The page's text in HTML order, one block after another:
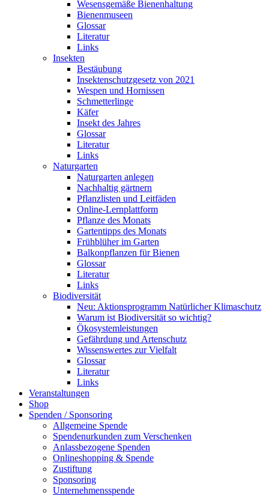
Wesensgemäße Bienenhaltung
Bienenmuseen
Glossar
Literatur
Links
Insekten
Bestäubung
Insektenschutzgesetz von 2021
Wespen und Hornissen
Schmetterlinge
Käfer
Insekt des Jahres
Glossar
Literatur
Links
Naturgarten
Naturgarten anlegen
Nachhaltig gärtnern
Pflanzlisten und Leitfäden
Online-Lernplattform
Pflanze des Monats
Gartentipps des Monats
Frühblüher im Garten
Balkonpflanzen für Bienen
Glossar
Literatur
Links
Biodiversität
Neu: Aktionsprogramm Natürlicher Klimaschutz
Warum ist Biodiversität so wichtig?
Ökosystemleistungen
Gefährdung und Artenschutz
Wissenswertes zur Vielfalt
Glossar
Literatur
Links
Veranstaltungen
Shop
Spenden / Sponsoring
Allgemeine Spende
Spendenurkunden zum Verschenken
Anlassbezogene Spenden
Onlineshopping & Spende
Zustiftung
Sponsoring
Unternehmensspende